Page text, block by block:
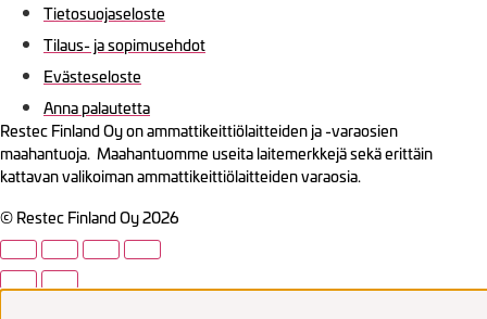
Tietosuojaseloste
Tilaus- ja sopimusehdot
Evästeseloste
Anna palautetta
Restec Finland Oy on ammattikeittiölaitteiden ja -varaosien
maahantuoja. Maahantuomme useita laitemerkkejä sekä erittäin
kattavan valikoiman ammattikeittiölaitteiden varaosia.
© Restec Finland Oy 2026